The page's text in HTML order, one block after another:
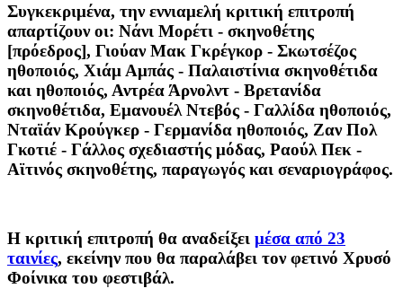
Συγκεκριμένα, την εννιαμελή κριτική επιτροπή
απαρτίζουν οι: Νάνι Μορέτι - σκηνοθέτης
[πρόεδρος], Γιούαν Μακ Γκρέγκορ - Σκωτσέζος
ηθοποιός, Χιάμ Αμπάς - Παλαιστίνια σκηνοθέτιδα
και ηθοποιός, Αντρέα Άρνολντ - Βρετανίδα
σκηνοθέτιδα, Εμανουέλ Ντεβός - Γαλλίδα ηθοποιός,
Νταϊάν Κρούγκερ - Γερμανίδα ηθοποιός, Ζαν Πολ
Γκοτιέ - Γάλλος σχεδιαστής μόδας, Ραούλ Πεκ -
Αϊτινός σκηνοθέτης, παραγωγός και σεναριογράφος.
Η κριτική επιτροπή θα αναδείξει μέσα από 23
ταινίες, εκείνην που θα παραλάβει τον φετινό Χρυσό
Φοίνικα του φεστιβάλ.